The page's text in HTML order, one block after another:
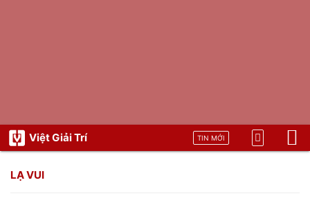
Việt Giải Trí TIN MỚI
LẠ VUI